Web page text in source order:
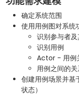
确定系统范围
使用用例图对系统
识别参与者
识别用例
Actor - 用例
用例之间的
创建用例场景并基
状态）